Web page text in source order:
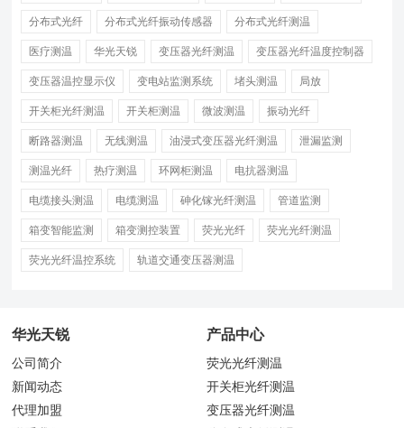
分布式光纤 分布式光纤振动传感器 分布式光纤测温
医疗测温 华光天锐 变压器光纤测温 变压器光纤温度控制器
变压器温控显示仪 变电站监测系统 堵头测温 局放
开关柜光纤测温 开关柜测温 微波测温 振动光纤
断路器测温 无线测温 油浸式变压器光纤测温 泄漏监测
测温光纤 热疗测温 环网柜测温 电抗器测温
电缆接头测温 电缆测温 砷化镓光纤测温 管道监测
箱变智能监测 箱变测控装置 荧光光纤 荧光光纤测温
荧光光纤温控系统 轨道交通变压器测温
华光天锐
公司简介
新闻动态
代理加盟
产品中心
荧光光纤测温
开关柜光纤测温
变压器光纤测温